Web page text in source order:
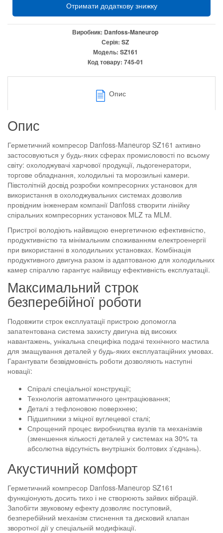
Отримати додаткову знижку
Виробник: Danfoss-Maneurop
Серія: SZ
Модель: SZ161
Код товару: 745-01
Опис
Опис
Герметичний компресор Danfoss-Maneurop SZ161 активно
застосовуються у будь-яких сферах промисловості по всьому
світу: охолоджувачі харчової продукції, льдогенератори,
торгове обладнання, холодильні та морозильні камери.
Півстолітній досвід розробки компресорних установок для
використання в охолоджувальних системах дозволив
провідним інженерам компанії Danfoss створити лінійку
спіральних компресорних установок MLZ та MLM.
Пристрої володіють найвищою енергетичною ефективністю,
продуктивністю та мінімальним споживанням електроенергії
при використанні в холодильних установках. Комбінація
продуктивного двигуна разом із адаптованою для холодильних
камер спіраллю гарантує найвищу ефективність експлуатації.
Максимальний строк
безперебійної роботи
Подовжити строк експлуатації пристрою допомогла
запатентована система захисту двигуна від високих
навантажень, унікальна специфіка подачі технічного мастила
для змащування деталей у будь-яких експлуатаційних умовах.
Гарантувати безвідмовність роботи дозволяють наступні
новації:
Спіралі спеціальної конструкції;
Технологія автоматичного центраціювання;
Деталі з тефлоновою поверхнею;
Підшипники з міцної вуглецевої сталі;
Спрощений процес виробництва вузлів та механізмів
(зменшення кількості деталей у системах на 30% та
абсолютна відсутність внутрішніх болтових з'єднань).
Акустичний комфорт
Герметичний компресор Danfoss-Maneurop SZ161
функціонують досить тихо і не створюють зайвих вібрацій.
Запобігти звуковому ефекту дозволяє поступовий,
безперебійний механізм стиснення та дисковий клапан
зворотної дії у спеціальній модифікації.